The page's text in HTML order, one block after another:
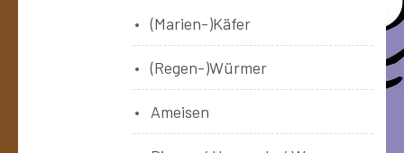
(Marien-)Käfer
(Regen-)Würmer
Ameisen